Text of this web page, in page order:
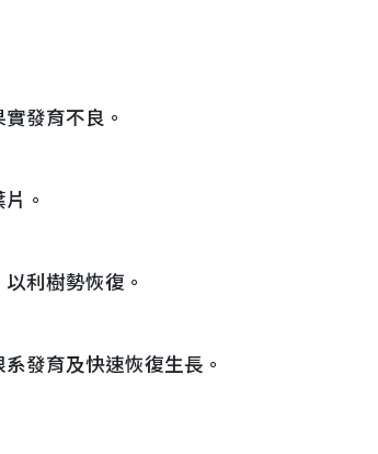
發育不良。
。
利樹勢恢復。
發育及快速恢復生長。